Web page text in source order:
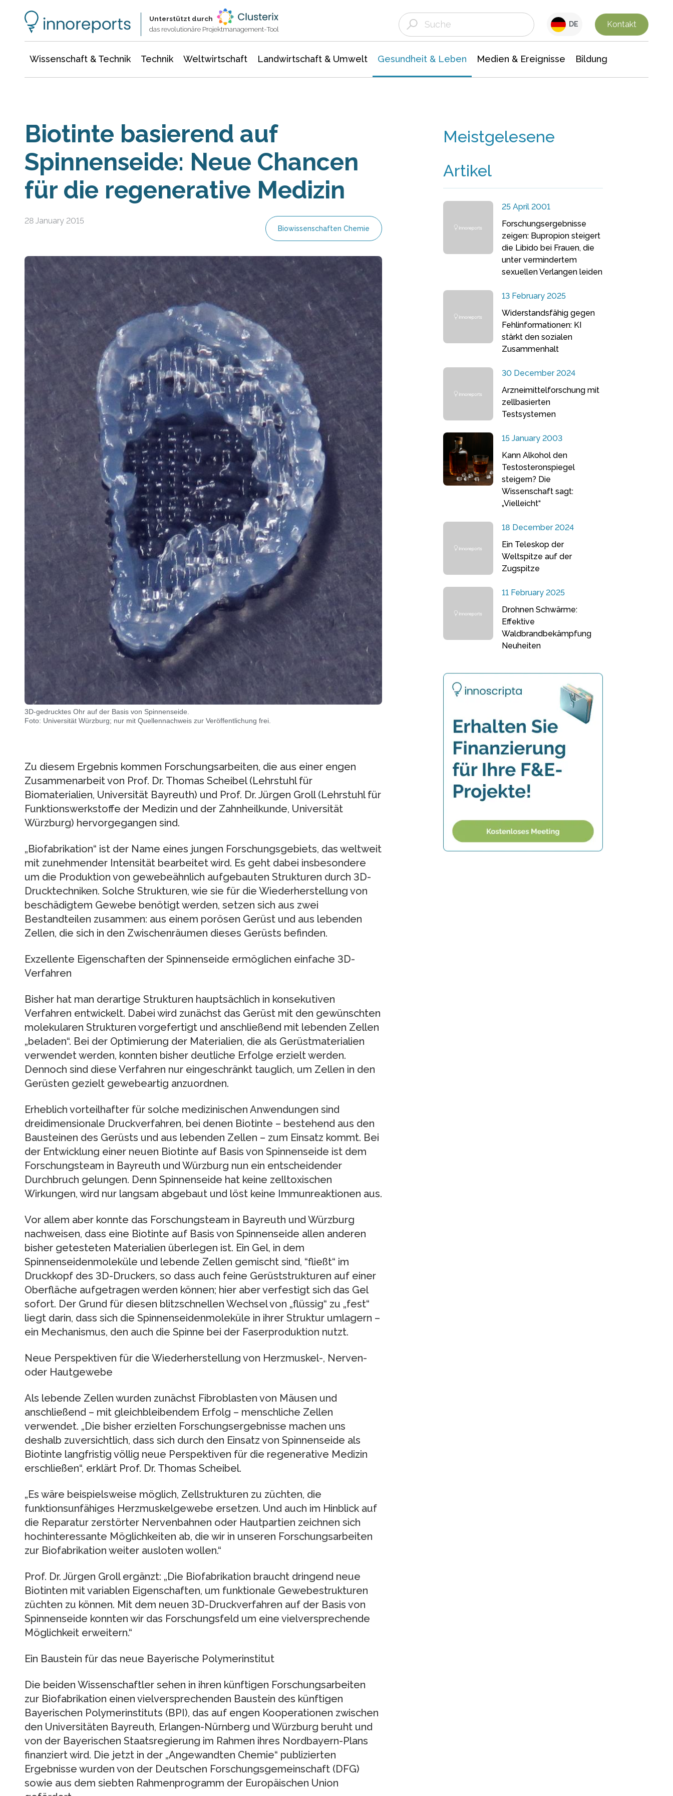
Unterstützt durch
das revolutionäre Projektmanagement-Tool
DE Kontakt
Wissenschaft & Technik Technik Weltwirtschaft Landwirtschaft & Umwelt Gesundheit & Leben Medien & Ereignisse Bildung
Biotinte basierend auf
Spinnenseide: Neue Chancen
für die regenerative Medizin
28 January 2015
Biowissenschaften Chemie
3D-gedrucktes Ohr auf der Basis von Spinnenseide.
Foto: Universität Würzburg; nur mit Quellennachweis zur Veröffentlichung frei.
Zu diesem Ergebnis kommen Forschungsarbeiten, die aus einer engen
Zusammenarbeit von Prof. Dr. Thomas Scheibel (Lehrstuhl für
Biomaterialien, Universität Bayreuth) und Prof. Dr. Jürgen Groll (Lehrstuhl für
Funktionswerkstoffe der Medizin und der Zahnheilkunde, Universität
Würzburg) hervorgegangen sind.
„Biofabrikation“ ist der Name eines jungen Forschungsgebiets, das weltweit
mit zunehmender Intensität bearbeitet wird. Es geht dabei insbesondere
um die Produktion von gewebeähnlich aufgebauten Strukturen durch 3D-
Drucktechniken. Solche Strukturen, wie sie für die Wiederherstellung von
beschädigtem Gewebe benötigt werden, setzen sich aus zwei
Bestandteilen zusammen: aus einem porösen Gerüst und aus lebenden
Zellen, die sich in den Zwischenräumen dieses Gerüsts befinden.
Exzellente Eigenschaften der Spinnenseide ermöglichen einfache 3D-
Verfahren
Bisher hat man derartige Strukturen hauptsächlich in konsekutiven
Verfahren entwickelt. Dabei wird zunächst das Gerüst mit den gewünschten
molekularen Strukturen vorgefertigt und anschließend mit lebenden Zellen
„beladen“. Bei der Optimierung der Materialien, die als Gerüstmaterialien
verwendet werden, konnten bisher deutliche Erfolge erzielt werden.
Dennoch sind diese Verfahren nur eingeschränkt tauglich, um Zellen in den
Gerüsten gezielt gewebeartig anzuordnen.
Erheblich vorteilhafter für solche medizinischen Anwendungen sind
dreidimensionale Druckverfahren, bei denen Biotinte – bestehend aus den
Bausteinen des Gerüsts und aus lebenden Zellen – zum Einsatz kommt. Bei
der Entwicklung einer neuen Biotinte auf Basis von Spinnenseide ist dem
Forschungsteam in Bayreuth und Würzburg nun ein entscheidender
Durchbruch gelungen. Denn Spinnenseide hat keine zelltoxischen
Wirkungen, wird nur langsam abgebaut und löst keine Immunreaktionen aus.
Vor allem aber konnte das Forschungsteam in Bayreuth und Würzburg
nachweisen, dass eine Biotinte auf Basis von Spinnenseide allen anderen
bisher getesteten Materialien überlegen ist. Ein Gel, in dem
Spinnenseidenmoleküle und lebende Zellen gemischt sind, “fließt“ im
Druckkopf des 3D-Druckers, so dass auch feine Gerüststrukturen auf einer
Oberfläche aufgetragen werden können; hier aber verfestigt sich das Gel
sofort. Der Grund für diesen blitzschnellen Wechsel von „flüssig“ zu „fest“
liegt darin, dass sich die Spinnenseidenmoleküle in ihrer Struktur umlagern –
ein Mechanismus, den auch die Spinne bei der Faserproduktion nutzt.
Neue Perspektiven für die Wiederherstellung von Herzmuskel-, Nerven-
oder Hautgewebe
Als lebende Zellen wurden zunächst Fibroblasten von Mäusen und
anschließend – mit gleichbleibendem Erfolg – menschliche Zellen
verwendet. „Die bisher erzielten Forschungsergebnisse machen uns
deshalb zuversichtlich, dass sich durch den Einsatz von Spinnenseide als
Biotinte langfristig völlig neue Perspektiven für die regenerative Medizin
erschließen“, erklärt Prof. Dr. Thomas Scheibel.
„Es wäre beispielsweise möglich, Zellstrukturen zu züchten, die
funktionsunfähiges Herzmuskelgewebe ersetzen. Und auch im Hinblick auf
die Reparatur zerstörter Nervenbahnen oder Hautpartien zeichnen sich
hochinteressante Möglichkeiten ab, die wir in unseren Forschungsarbeiten
zur Biofabrikation weiter ausloten wollen.“
Prof. Dr. Jürgen Groll ergänzt: „Die Biofabrikation braucht dringend neue
Biotinten mit variablen Eigenschaften, um funktionale Gewebestrukturen
züchten zu können. Mit dem neuen 3D-Druckverfahren auf der Basis von
Spinnenseide konnten wir das Forschungsfeld um eine vielversprechende
Möglichkeit erweitern.“
Ein Baustein für das neue Bayerische Polymerinstitut
Die beiden Wissenschaftler sehen in ihren künftigen Forschungsarbeiten
zur Biofabrikation einen vielversprechenden Baustein des künftigen
Bayerischen Polymerinstituts (BPI), das auf engen Kooperationen zwischen
den Universitäten Bayreuth, Erlangen-Nürnberg und Würzburg beruht und
von der Bayerischen Staatsregierung im Rahmen ihres Nordbayern-Plans
finanziert wird. Die jetzt in der „Angewandten Chemie“ publizierten
Ergebnisse wurden von der Deutschen Forschungsgemeinschaft (DFG)
sowie aus dem siebten Rahmenprogramm der Europäischen Union
Meistgelesene
Artikel
25 April 2001
Forschungsergebnisse
zeigen: Bupropion steigert
die Libido bei Frauen, die
unter vermindertem
sexuellen Verlangen leiden
13 February 2025
Widerstandsfähig gegen
Fehlinformationen: KI
stärkt den sozialen
Zusammenhalt
30 December 2024
Arzneimittelforschung mit
zellbasierten
Testsystemen
15 January 2003
Kann Alkohol den
Testosteronspiegel
steigern? Die
Wissenschaft sagt:
„Vielleicht“
18 December 2024
Ein Teleskop der
Weltspitze auf der
Zugspitze
11 February 2025
Drohnen Schwärme:
Effektive
Waldbrandbekämpfung
Neuheiten